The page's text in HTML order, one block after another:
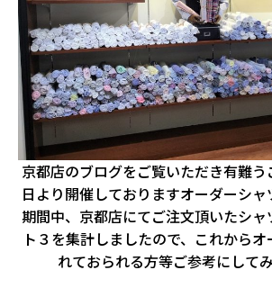
京都店のブログをご覧いただき有難う
日より開催しておりますオーダーシャ
期間中、京都店にてご注文頂いたシ
ト３を集計しましたので、これから
れておられる方等ご参考にして